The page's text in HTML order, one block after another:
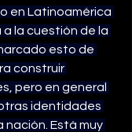
en Latinoamérica
la cuestión de la
esto de
construir
pero en general
identidades
nación. Está muy